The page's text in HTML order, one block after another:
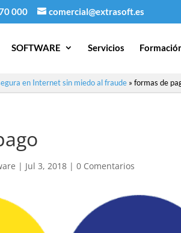
000 comercial@extrasoft.es
SOFTWARE Servicios
en Internet sin miedo al fraude » formas de
| Jul 3, 2018 |0 Comentarios